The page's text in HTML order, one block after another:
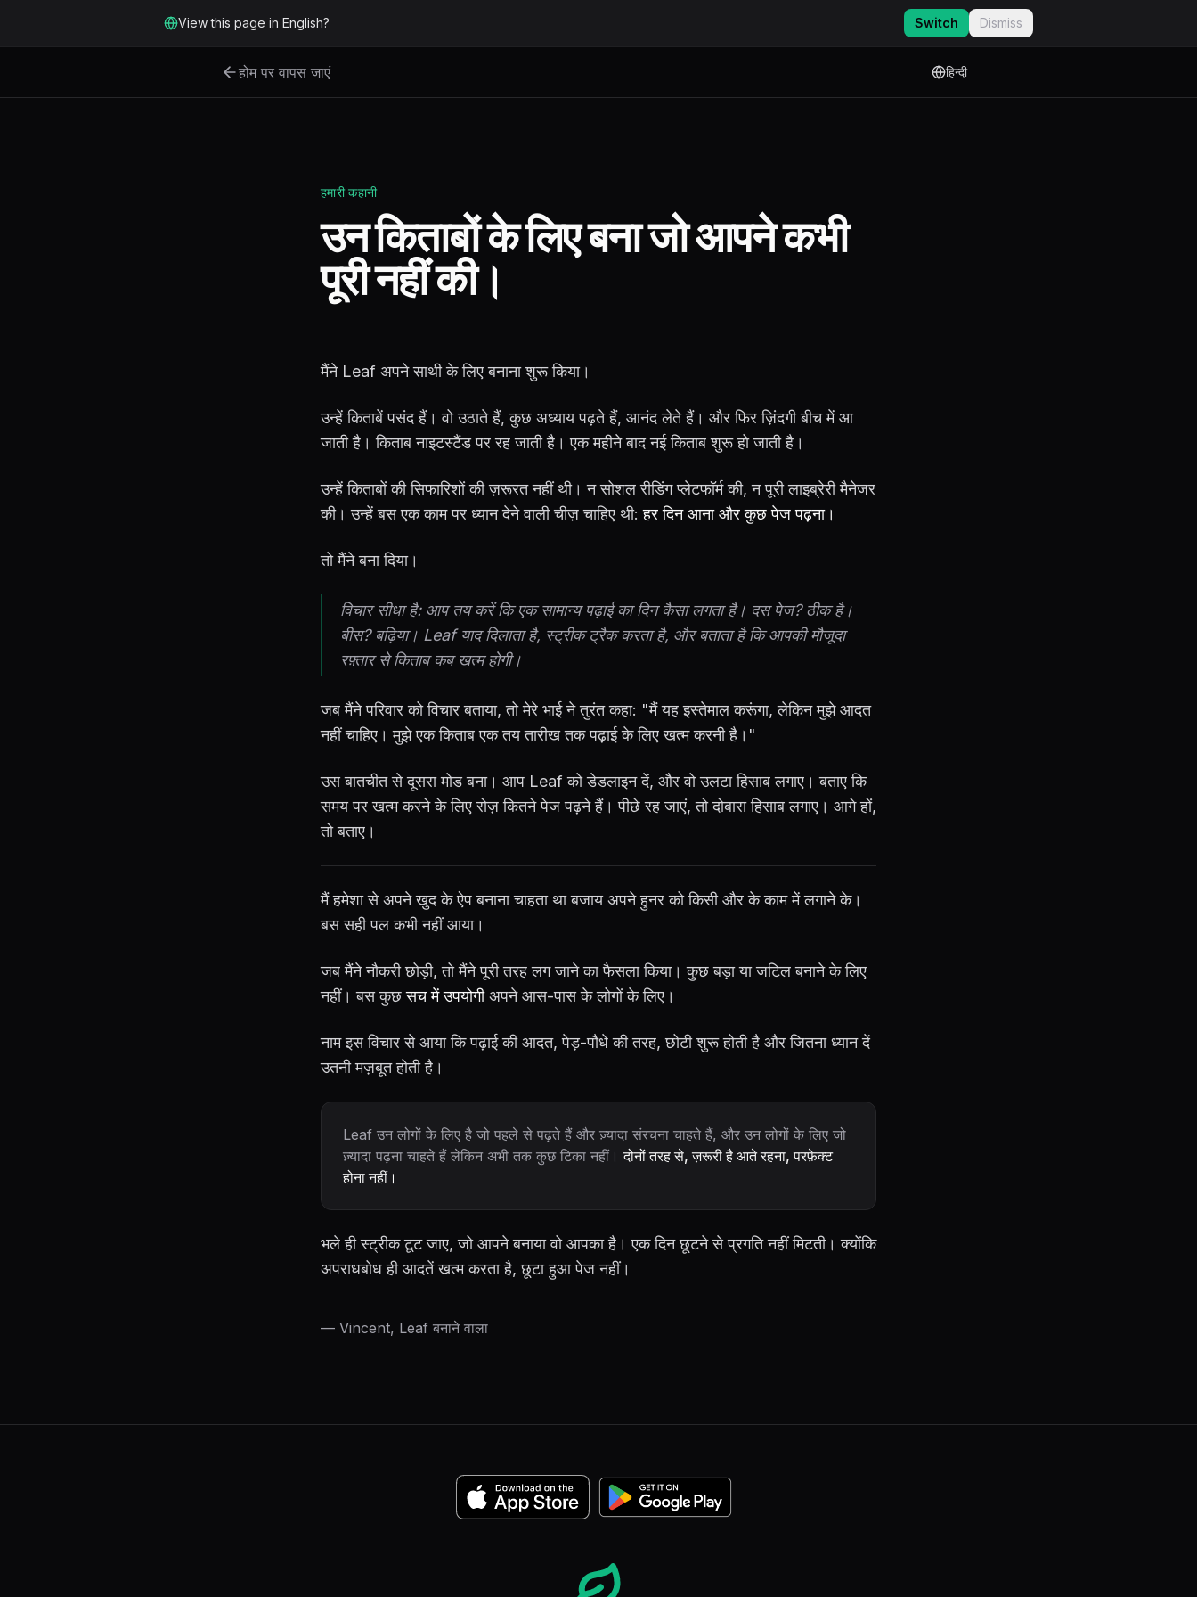
View this page in English? Switch Dismiss
होम पर वापस जाएं हिन्दी
हमारी कहानी
उन किताबों के लिए बना जो आपने कभी
पूरी नहीं की।
मैंने Leaf अपने साथी के लिए बनाना शुरू किया।
उन्हें किताबें पसंद हैं। वो उठाते हैं, कुछ अध्याय पढ़ते हैं, आनंद लेते हैं। और फिर ज़िंदगी बीच में आ
जाती है। किताब नाइटस्टैंड पर रह जाती है। एक महीने बाद नई किताब शुरू हो जाती है।
उन्हें किताबों की सिफारिशों की ज़रूरत नहीं थी। न सोशल रीडिंग प्लेटफॉर्म की, न पूरी लाइब्रेरी मैनेजर
की। उन्हें बस एक काम पर ध्यान देने वाली चीज़ चाहिए थी:हर दिन आना और कुछ पेज पढ़ना।
तो मैंने बना दिया।
विचार सीधा है: आप तय करें कि एक सामान्य पढ़ाई का दिन कैसा लगता है। दस पेज? ठीक है।
बीस? बढ़िया। Leaf याद दिलाता है, स्ट्रीक ट्रैक करता है, और बताता है कि आपकी मौजूदा
रफ़्तार से किताब कब खत्म होगी।
जब मैंने परिवार को विचार बताया, तो मेरे भाई ने तुरंत कहा: "मैं यह इस्तेमाल करूंगा, लेकिन मुझे आदत
नहीं चाहिए। मुझे एक किताब एक तय तारीख तक पढ़ाई के लिए खत्म करनी है।"
उस बातचीत से दूसरा मोड बना। आप Leaf को डेडलाइन दें, और वो उलटा हिसाब लगाए। बताए कि
समय पर खत्म करने के लिए रोज़ कितने पेज पढ़ने हैं। पीछे रह जाएं, तो दोबारा हिसाब लगाए। आगे हों,
तो बताए।
मैं हमेशा से अपने खुद के ऐप बनाना चाहता था बजाय अपने हुनर को किसी और के काम में लगाने के।
बस सही पल कभी नहीं आया।
जब मैंने नौकरी छोड़ी, तो मैंने पूरी तरह लग जाने का फैसला किया। कुछ बड़ा या जटिल बनाने के लिए
नहीं। बस कुछसच में उपयोगीअपने आस-पास के लोगों के लिए।
नाम इस विचार से आया कि पढ़ाई की आदत, पेड़-पौधे की तरह, छोटी शुरू होती है और जितना ध्यान दें
उतनी मज़बूत होती है।
Leaf उन लोगों के लिए है जो पहले से पढ़ते हैं और ज़्यादा संरचना चाहते हैं, और उन लोगों के लिए जो
ज़्यादा पढ़ना चाहते हैं लेकिन अभी तक कुछ टिका नहीं।दोनों तरह से, ज़रूरी है आते रहना, परफ़ेक्ट
होना नहीं।
भले ही स्ट्रीक टूट जाए, जो आपने बनाया वो आपका है। एक दिन छूटने से प्रगति नहीं मिटती। क्योंकि
अपराधबोध ही आदतें खत्म करता है, छूटा हुआ पेज नहीं।
— Vincent, Leaf बनाने वाला